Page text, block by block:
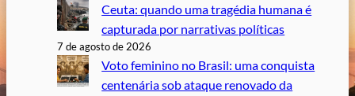
Ceuta: quando uma tragédia humana é
capturada por narrativas políticas
7 de agosto de 2026
Voto feminino no Brasil: uma conquista
centenária sob ataque renovado da